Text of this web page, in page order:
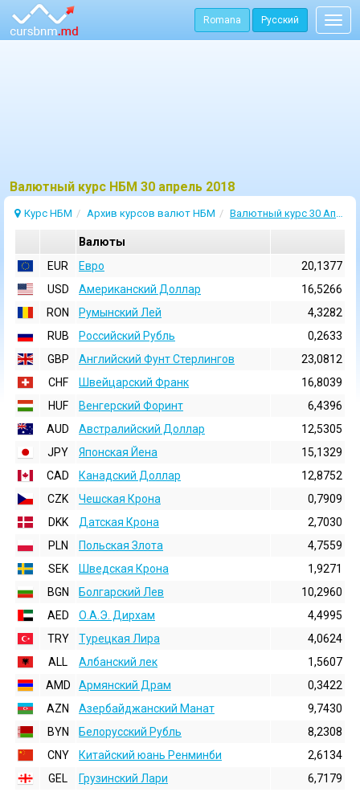
Romana Русский
Bалютный курс НБМ 30 апрель 2018
Курс НБМ Архив курсов валют НБМ Валютный курс 30 Апрель 2018
Валюты
EUR
Евро
20,1377
USD
Aмериканский Доллар
16,5266
RON
Румынский Лей
4,3282
RUB
Российский Рубль
0,2633
GBP
Английский Фунт Стерлингов
23,0812
CHF
Швейцарский Франк
16,8039
HUF
Венгерский Форинт
6,4396
AUD
Австралийский Доллар
12,5305
JPY
Японская Йена
15,1329
CAD
Канадский Доллар
12,8752
CZK
Чешская Крона
0,7909
DKK
Датская Крона
2,7030
PLN
Польская Злота
4,7559
SEK
Шведская Крона
1,9271
BGN
Болгарский Лев
10,2960
AED
О.А.Э. Дирхам
4,4995
TRY
Турецкая Лира
4,0624
ALL
Албанский лек
1,5607
AMD
Армянский Драм
0,3422
AZN
Азербайджанский Манат
9,7430
BYN
Белорусский Рубль
8,2308
CNY
Китайский юань Ренминби
2,6134
GEL
Грузинский Лари
6,7179